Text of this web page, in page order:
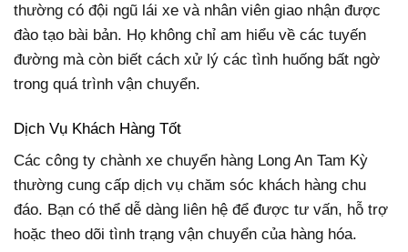
thường có đội ngũ lái xe và nhân viên giao nhận được
đào tạo bài bản. Họ không chỉ am hiểu về các tuyến
đường mà còn biết cách xử lý các tình huống bất ngờ
trong quá trình vận chuyển.
Dịch Vụ Khách Hàng Tốt
Các công ty chành xe chuyển hàng Long An Tam Kỳ
thường cung cấp dịch vụ chăm sóc khách hàng chu
đáo. Bạn có thể dễ dàng liên hệ để được tư vấn, hỗ trợ
hoặc theo dõi tình trạng vận chuyển của hàng hóa.